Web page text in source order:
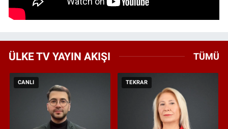
ÜLKE TV YAYIN AKIŞI TÜMÜ
CANLI TEKRAR